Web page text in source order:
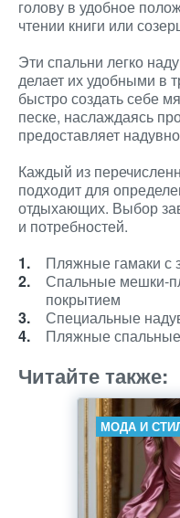
голову в удобное
чтении книги или
Эти спальни легко
делает их удобными в
быстро создать себе
песке, наслаждаясь
предоставляет
Каждый из
подходит для
отдыхающих. Выбор
и потребностей.
Пляжные гамаки с
Спальные мешки-
покрытием
Специальные
Пляжные спальные
Читайте также:
МОДА И